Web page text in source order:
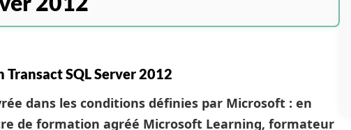
SQL Server 2012
dans les conditions définies par Microsoft : en
de formation agréé Microsoft Learning, formateur